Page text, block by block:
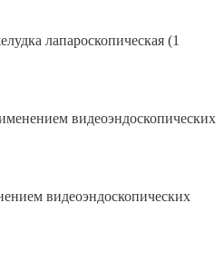
лапароскопическая (1
видеоэндоскопических
видеоэндоскопических